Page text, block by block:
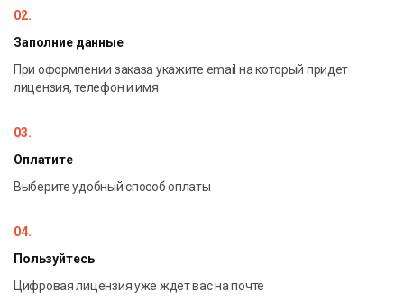
02.
Заполние данные
При оформлении заказа укажите email на который придет
лицензия, телефон и имя
03.
Оплатите
Выберите удобный способ оплаты
04.
Пользуйтесь
Цифровая лицензия уже ждет вас на почте